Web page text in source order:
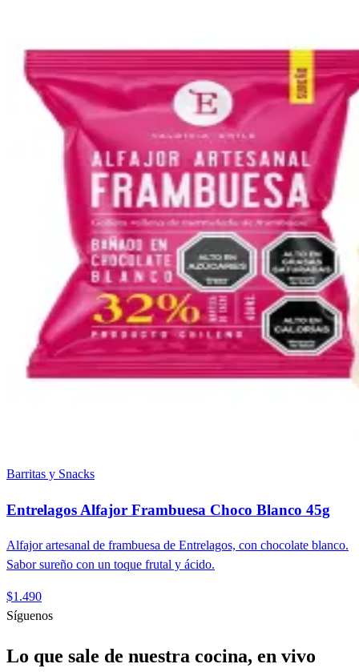
Barritas y Snacks
Entrelagos Alfajor Frambuesa Choco Blanco 45g
Alfajor artesanal de frambuesa de Entrelagos, con chocolate blanco.
Sabor sureño con un toque frutal y ácido.
$1.490
Síguenos
Lo que sale de nuestra cocina, en vivo